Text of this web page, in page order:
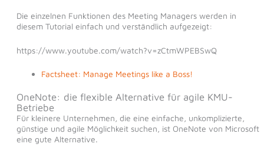
Die einzelnen Funktionen des Meeting Managers werden in
diesem Tutorial einfach und verständlich aufgezeigt:
https://www.youtube.com/watch?v=zCtmWPEBSwQ
Factsheet: Manage Meetings like a Boss!
OneNote: die flexible Alternative für agile KMU-
Betriebe
Für kleinere Unternehmen, die eine einfache, unkomplizierte,
günstige und agile Möglichkeit suchen, ist OneNote von Microsoft
eine gute Alternative.